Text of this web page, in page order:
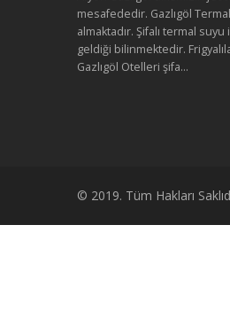
mesafededir. Gazlıgöl
almaktadır. Şifalı termal suyu
geldiği bilinmektedir.
Gazlıgöl Otelleri şifa...
© 2019. Tüm Hakları